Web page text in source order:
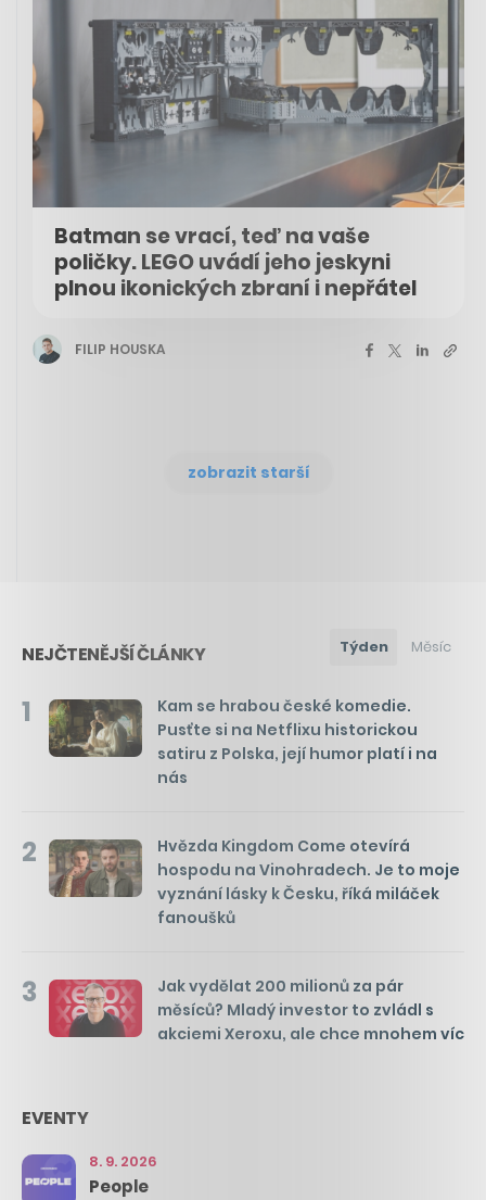
Batman se vrací, teď na vaše
poličky. LEGO uvádí jeho jeskyni
plnou ikonických zbraní i nepřátel
FILIP HOUSKA
zobrazit starší
NEJČTENĚJŠÍ ČLÁNKY Týden Měsíc
1
Kam se hrabou české komedie.
Pusťte si na Netflixu historickou
satiru z Polska, její humor platí i na
nás
2
Hvězda Kingdom Come otevírá
hospodu na Vinohradech. Je to moje
vyznání lásky k Česku, říká miláček
fanoušků
3
Jak vydělat 200 milionů za pár
měsíců? Mladý investor to zvládl s
akciemi Xeroxu, ale chce mnohem víc
EVENTY
8. 9. 2026
People